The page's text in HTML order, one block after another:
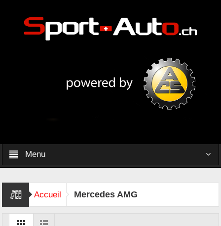
Menu
Accueil Mercedes AMG